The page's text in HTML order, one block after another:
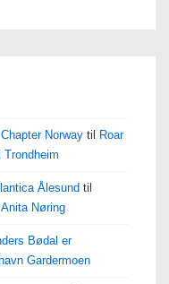
Norway til
Roar
Trondheim
Ålesund til
Nøring
Bødal er
Gardermoen